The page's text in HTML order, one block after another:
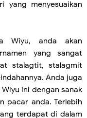
yang menyesuaikan
Wiyu, anda akan
yang sangat
stalagtit, stalagmit
Anda juga
ini dengan sanak
pacar anda. Terlebih
terdapat di dalam